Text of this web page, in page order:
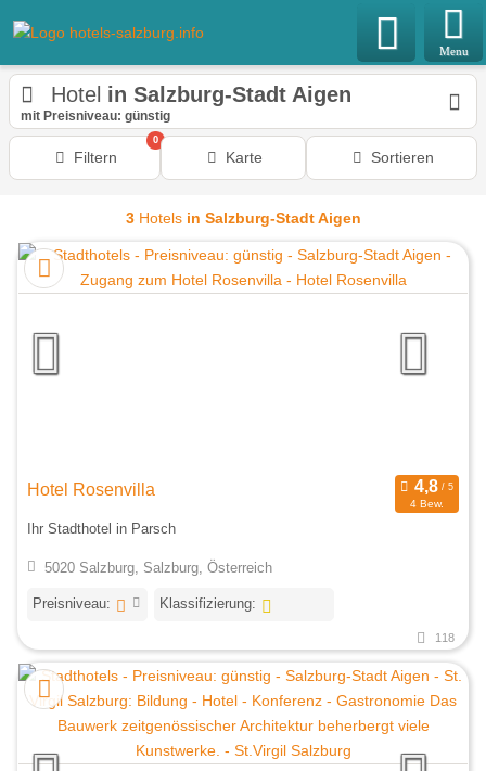
Menu
Hotel in Salzburg-Stadt Aigen
mit Preisniveau: günstig
Filtern
0
Karte Sortieren
3Hotels in Salzburg-Stadt Aigen
Hotel Rosenvilla
4 Bew.
Ihr Stadthotel in Parsch
5020 Salzburg, Salzburg, Österreich
Preisniveau: Klassifizierung:
118